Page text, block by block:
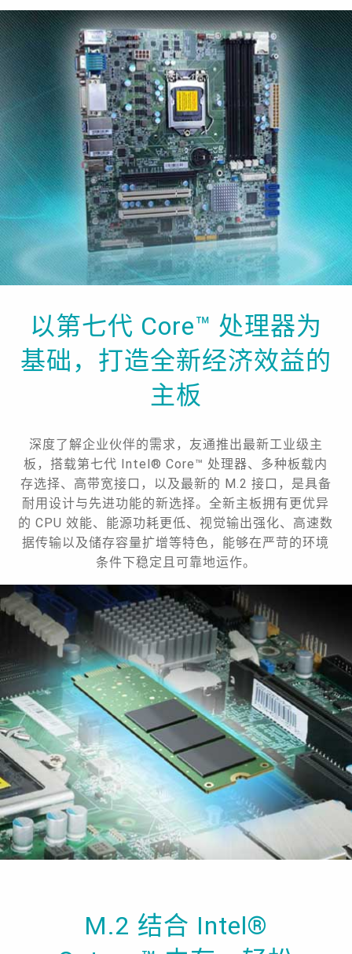
以第七代 Core™ 处理器为
基础，打造全新经济效益的
主板
深度了解企业伙伴的需求，友通推出最新工业级主
板，搭载第七代 Intel® Core™ 处理器、多种板载内
存选择、高带宽接口，以及最新的 M.2 接口，是具备
耐用设计与先进功能的新选择。全新主板拥有更优异
的 CPU 效能、能源功耗更低、视觉输出强化、高速数
据传输以及储存容量扩增等特色，能够在严苛的环境
条件下稳定且可靠地运作。
M.2 结合 Intel®